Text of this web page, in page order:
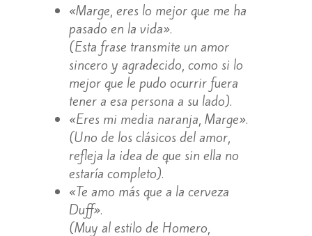
«Marge, eres lo mejor que me ha
pasado en la vida».
(Esta frase transmite un amor
sincero y agradecido, como si lo
mejor que le pudo ocurrir fuera
tener a esa persona a su lado).
«Eres mi media naranja, Marge».
(Uno de los clásicos del amor,
refleja la idea de que sin ella no
estaría completo).
«Te amo más que a la cerveza
Duff».
(Muy al estilo de Homero,